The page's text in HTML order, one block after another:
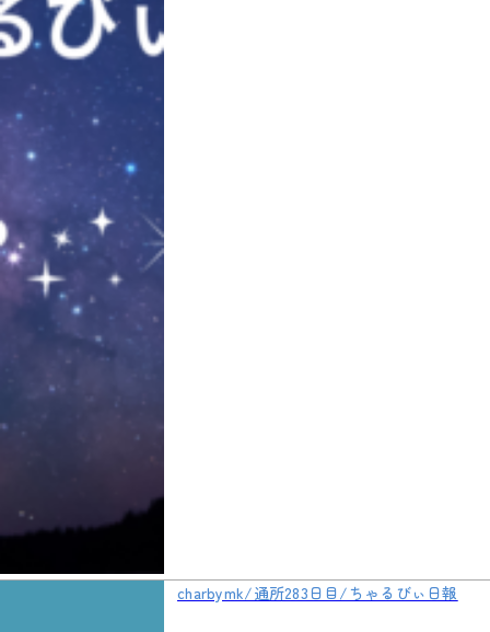
charbymk/通所283日目/ちゃるびぃ日報